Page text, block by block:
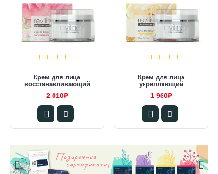
Крем для лица
восстанавливающий
2 010₽
Крем для лица
укрепляющий
1 960₽